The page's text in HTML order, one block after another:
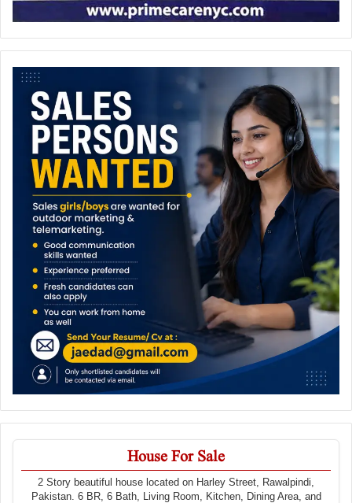
House For Sale
2 Story beautiful house located on Harley Street, Rawalpindi,
Pakistan. 6 BR, 6 Bath, Living Room, Kitchen, Dining Area, and